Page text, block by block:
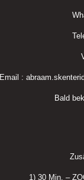
Email :
Bald
1) 30 Min. –